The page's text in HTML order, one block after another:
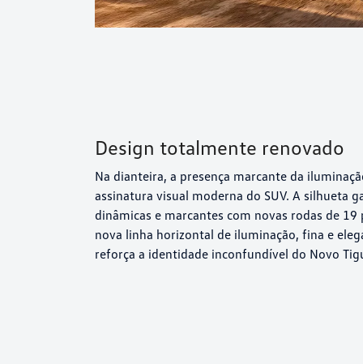
Design totalmente renovado
Na dianteira, a presença marcante da
assinatura visual moderna do SUV. A silhueta
dinâmicas e marcantes com novas rodas de
nova linha horizontal de iluminação, fina e
reforça a identidade inconfundível do Novo